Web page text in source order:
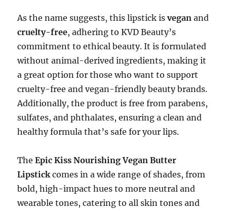
As the name suggests, this lipstick isvegan and
cruelty-free, adhering to KVD Beauty’s
commitment to ethical beauty. It is formulated
without animal-derived ingredients, making it
a great option for those who want to support
cruelty-free and vegan-friendly beauty brands.
Additionally, the product is free from parabens,
sulfates, and phthalates, ensuring a clean and
healthy formula that’s safe for your lips.
TheEpic Kiss Nourishing Vegan Butter
Lipstick comes in a wide range of shades, from
bold, high-impact hues to more neutral and
wearable tones, catering to all skin tones and